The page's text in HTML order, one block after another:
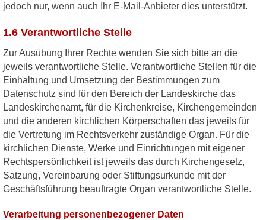
jedoch nur, wenn auch Ihr E-Mail-Anbieter dies unterstützt.
1.6 Verantwortliche Stelle
Zur Ausübung Ihrer Rechte wenden Sie sich bitte an die
jeweils verantwortliche Stelle. Verantwortliche Stellen für die
Einhaltung und Umsetzung der Bestimmungen zum
Datenschutz sind für den Bereich der Landeskirche das
Landeskirchenamt, für die Kirchenkreise, Kirchengemeinden
und die anderen kirchlichen Körperschaften das jeweils für
die Vertretung im Rechtsverkehr zuständige Organ. Für die
kirchlichen Dienste, Werke und Einrichtungen mit eigener
Rechtspersönlichkeit ist jeweils das durch Kirchengesetz,
Satzung, Vereinbarung oder Stiftungsurkunde mit der
Geschäftsführung beauftragte Organ verantwortliche Stelle.
Verarbeitung personenbezogener Daten